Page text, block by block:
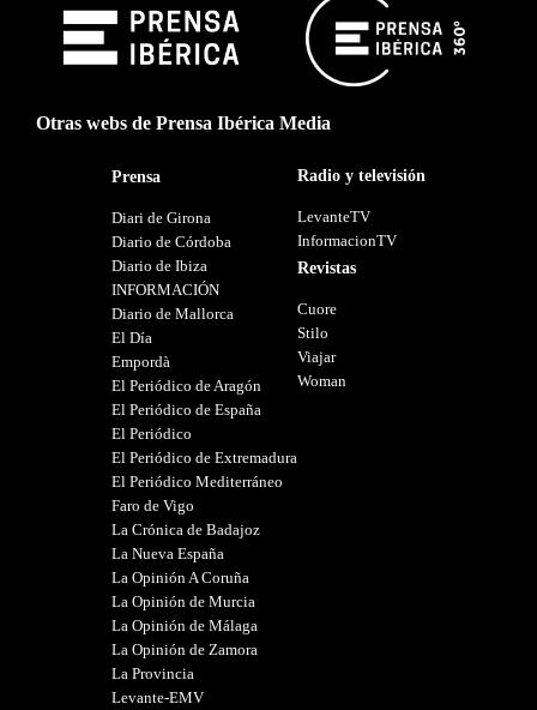
Otras webs de Prensa Ibérica Media
Prensa
Diari de Girona
Diario de Córdoba
Diario de Ibiza
INFORMACIÓN
Diario de Mallorca
El Día
Empordà
El Periódico de Aragón
El Periódico de España
El Periódico
El Periódico de Extremadura
El Periódico Mediterráneo
Faro de Vigo
La Crónica de Badajoz
La Nueva España
La Opinión A Coruña
La Opinión de Murcia
La Opinión de Málaga
La Opinión de Zamora
La Provincia
Levante-EMV
Radio y televisión
LevanteTV
InformacionTV
Revistas
Cuore
Stilo
Viajar
Woman